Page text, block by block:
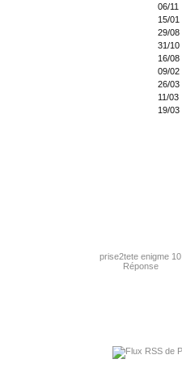
06/11
15/01
29/08
31/10
16/08
09/02
26/03
11/03
19/03
prise2tete enigme 10
Réponse